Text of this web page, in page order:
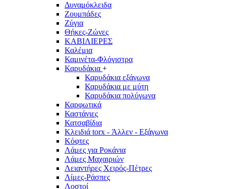
Δυναμόκλειδα
Ζουμπάδες
Ζύγια
Θήκες-Ζώνες
ΚΑΒΙΛΙΕΡΕΣ
Καλέμια
Καμινέτα-Φλόγιστρα
Καρυδάκια +
Καρυδάκια εξάγωνα
Καρυδάκια με μύτη
Καρυδάκια πολύγωνα
Καρφωτικά
Καστάνιες
Κατσαβίδια
Κλειδιά torx - Άλλεν - Εξάγωνα
Κόφτες
Λάμες για Ροκάνια
Λάμες Μαχαιριών
Λειαντήρες Χειρός-Πέτρες
Λίμες-Ράσπες
Λοστοί